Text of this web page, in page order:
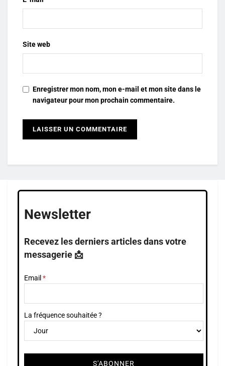
Site web
Enregistrer mon nom, mon e-mail et mon site dans le
navigateur pour mon prochain commentaire.
Newsletter
Recevez les derniers articles dans votre
messagerie 📩
Email
La fréquence souhaitée ?